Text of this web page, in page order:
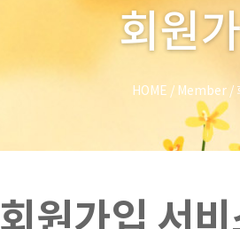
회원
HOME / Member/